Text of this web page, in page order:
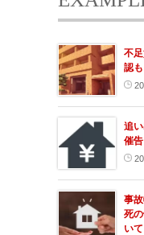
不
認
追
催告
事
死
いて